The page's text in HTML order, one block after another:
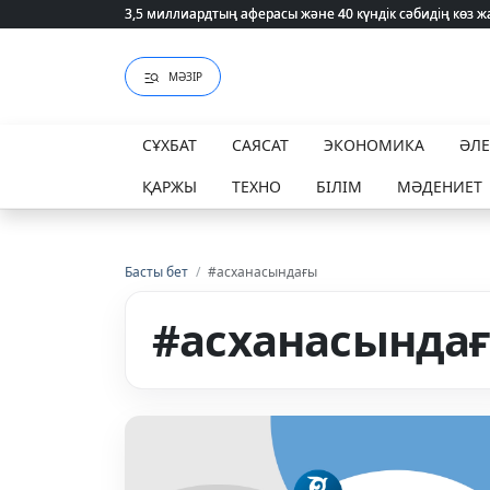
3,5 миллиардтың аферасы және 40 күндік сәбидің
3,5 миллиардтың аферасы және 40 күндік сәбидің
МӘЗІР
СҰХБАТ САЯСАТ ЭКОНОМИКА
ҚАРЖЫ
ТЕХНО БІЛІМ МӘДЕНИЕТ
Басты бет / #асханасындағы